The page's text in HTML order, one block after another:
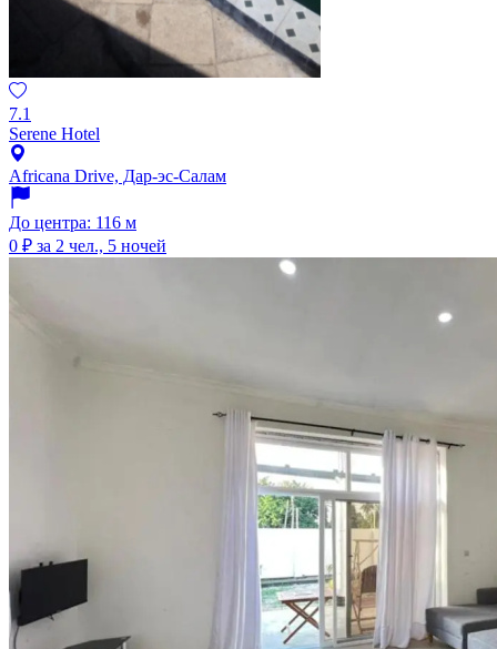
7.1
Serene Hotel
Africana Drive, Дар-эс-Салам
До центра: 116 м
0 ₽ за 2 чел., 5 ночей